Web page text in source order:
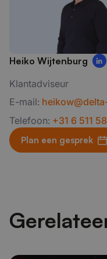
Heiko Wijtenburg
Klantadviseur
E-mail:
Telefoon: +31 6 511
Plan een gesprek